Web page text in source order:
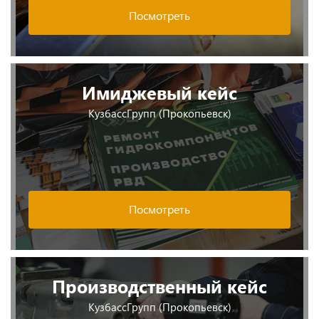
Посмотреть
Имиджевый кейс
КузбассГрупп (Прокопьевск)
Посмотреть
Производственный кейс
КузбассГрупп (Прокопьевск)